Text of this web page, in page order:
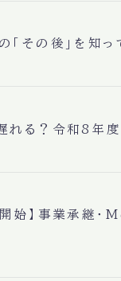
「その後」を知
れる？令和8年
開始】事業承